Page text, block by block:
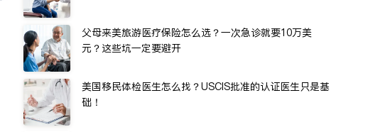
父母来美旅游医疗保险怎么选？一次急诊就要10万美
元？这些坑一定要避开
美国移民体检医生怎么找？USCIS批准的认证医生只是基
础！